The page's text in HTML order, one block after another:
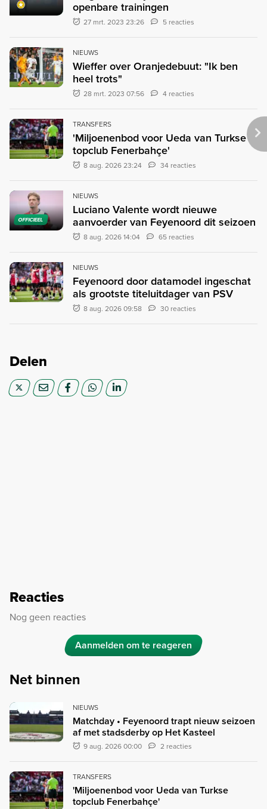
openbare trainingen
27 mrt. 2023 23:26 5 reacties
NIEUWS
Wieffer over Oranjedebuut: "Ik ben
heel trots"
28 mrt. 2023 07:56 4 reacties
TRANSFERS
'Miljoenenbod voor Ueda van Turkse
topclub Fenerbahçe'
8 aug. 2026 23:24 34 reacties
OFFICIEEL
NIEUWS
Luciano Valente wordt nieuwe
aanvoerder van Feyenoord dit seizoen
8 aug. 2026 14:04 65 reacties
NIEUWS
Feyenoord door datamodel ingeschat
als grootste titeluitdager van PSV
8 aug. 2026 09:58 30 reacties
Delen
Reacties
Nog geen reacties
Aanmelden om te reageren
Net binnen
NIEUWS
Matchday • Feyenoord trapt nieuw seizoen
af met stadsderby op Het Kasteel
9 aug. 2026 00:00 2 reacties
TRANSFERS
'Miljoenenbod voor Ueda van Turkse
topclub Fenerbahçe'